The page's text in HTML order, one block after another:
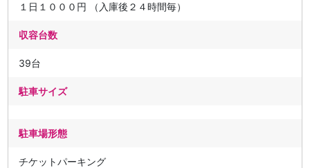
１日１０００円 （入庫後２４時間毎）
収容台数
39台
駐車サイズ
駐車場形態
チケットパーキング